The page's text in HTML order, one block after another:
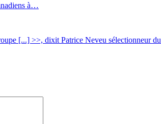
à…
[...] >>, dixit Patrice Neveu sélectionneur du